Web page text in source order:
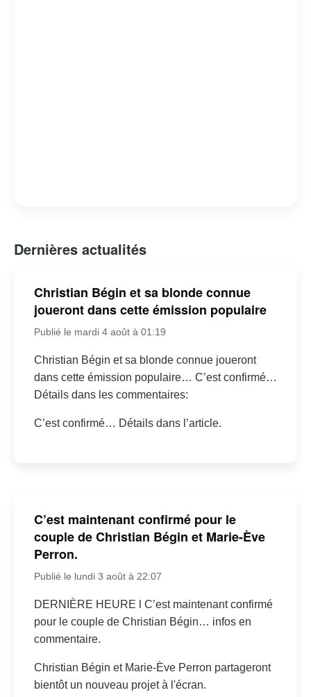
Dernières actualités
Christian Bégin et sa blonde connue
joueront dans cette émission populaire
Publié le mardi 4 août à 01:19
Christian Bégin et sa blonde connue joueront
dans cette émission populaire… C’est confirmé…
Détails dans les commentaires:
C’est confirmé… Détails dans l’article.
C’est maintenant confirmé pour le
couple de Christian Bégin et Marie-Ève
Perron.
Publié le lundi 3 août à 22:07
DERNIÈRE HEURE l C’est maintenant confirmé
pour le couple de Christian Bégin… infos en
commentaire.
Christian Bégin et Marie-Ève Perron partageront
bientôt un nouveau projet à l'écran.